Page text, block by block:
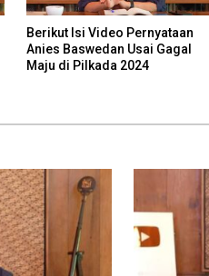
Berikut Isi Video Pernyataan
Anies Baswedan Usai Gagal
Maju di Pilkada 2024